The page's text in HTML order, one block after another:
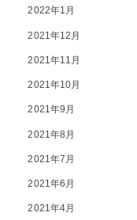
2022年1月
2021年12月
2021年11月
2021年10月
2021年9月
2021年8月
2021年7月
2021年6月
2021年4月